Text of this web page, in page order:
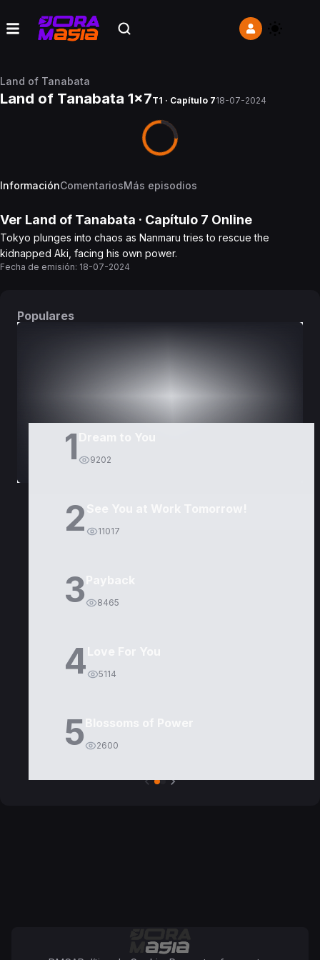
Land of Tanabata
Land of Tanabata 1x7T1 · Capítulo 718-07-2024
InformaciónComentariosMás episodios
Ver Land of Tanabata · Capítulo 7 Online
Tokyo plunges into chaos as Nanmaru tries to rescue the
kidnapped Aki, facing his own power.
Fecha de emisión: 18-07-2024
Populares
1 9202
2 11017
3 8465
4 5114
5 2600